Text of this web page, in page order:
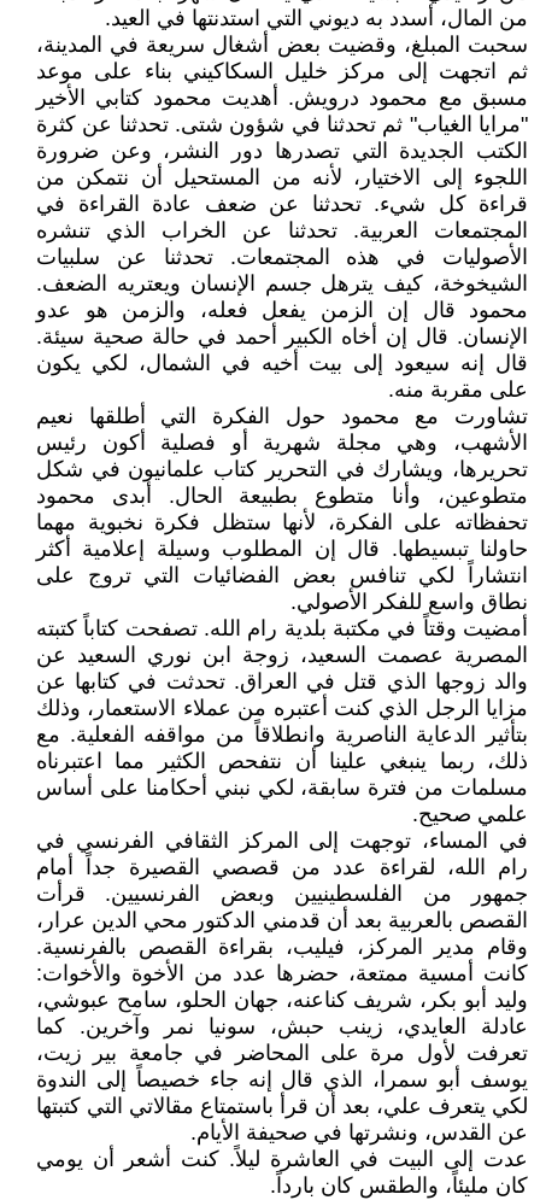
من المال، أسدد به ديوني التي استدنتها في العيد.
سحبت المبلغ، وقضيت بعض أشغال سريعة في المدينة،
ثم اتجهت إلى مركز خليل السكاكيني بناء على موعد
مسبق مع محمود درويش. أهديت محمود كتابي الأخير
"مرايا الغياب" ثم تحدثنا في شؤون شتى. تحدثنا عن كثرة
الكتب الجديدة التي تصدرها دور النشر، وعن ضرورة
اللجوء إلى الاختيار، لأنه من المستحيل أن نتمكن من
قراءة كل شيء. تحدثنا عن ضعف عادة القراءة في
المجتمعات العربية. تحدثنا عن الخراب الذي تنشره
الأصوليات في هذه المجتمعات. تحدثنا عن سلبيات
الشيخوخة، كيف يترهل جسم الإنسان ويعتريه الضعف.
محمود قال إن الزمن يفعل فعله، والزمن هو عدو
الإنسان. قال إن أخاه الكبير أحمد في حالة صحية سيئة.
قال إنه سيعود إلى بيت أخيه في الشمال، لكي يكون
على مقربة منه.
تشاورت مع محمود حول الفكرة التي أطلقها نعيم
الأشهب، وهي مجلة شهرية أو فصلية أكون رئيس
تحريرها، ويشارك في التحرير كتاب علمانيون في شكل
متطوعين، وأنا متطوع بطبيعة الحال. أبدى محمود
تحفظاته على الفكرة، لأنها ستظل فكرة نخبوية مهما
حاولنا تبسيطها. قال إن المطلوب وسيلة إعلامية أكثر
انتشاراً لكي تنافس بعض الفضائيات التي تروج على
نطاق واسع للفكر الأصولي.
أمضيت وقتاً في مكتبة بلدية رام الله. تصفحت كتاباً كتبته
المصرية عصمت السعيد، زوجة ابن نوري السعيد عن
والد زوجها الذي قتل في العراق. تحدثت في كتابها عن
مزايا الرجل الذي كنت أعتبره من عملاء الاستعمار، وذلك
بتأثير الدعاية الناصرية وانطلاقاً من مواقفه الفعلية. مع
ذلك، ربما ينبغي علينا أن نتفحص الكثير مما اعتبرناه
مسلمات من فترة سابقة، لكي نبني أحكامنا على أساس
علمي صحيح.
في المساء، توجهت إلى المركز الثقافي الفرنسي في
رام الله، لقراءة عدد من قصصي القصيرة جداً أمام
جمهور من الفلسطينيين وبعض الفرنسيين. قرأت
القصص بالعربية بعد أن قدمني الدكتور محي الدين عرار،
وقام مدير المركز، فيليب، بقراءة القصص بالفرنسية.
كانت أمسية ممتعة، حضرها عدد من الأخوة والأخوات:
وليد أبو بكر، شريف كناعنه، جهان الحلو، سامح عبوشي،
عادلة العايدي، زينب حبش، سونيا نمر وآخرين. كما
تعرفت لأول مرة على المحاضر في جامعة بير زيت،
يوسف أبو سمرا، الذي قال إنه جاء خصيصاً إلى الندوة
لكي يتعرف علي، بعد أن قرأ باستمتاع مقالاتي التي كتبتها
عن القدس، ونشرتها في صحيفة الأيام.
عدت إلى البيت في العاشرة ليلاً. كنت أشعر أن يومي
كان مليئاً، والطقس كان بارداً.